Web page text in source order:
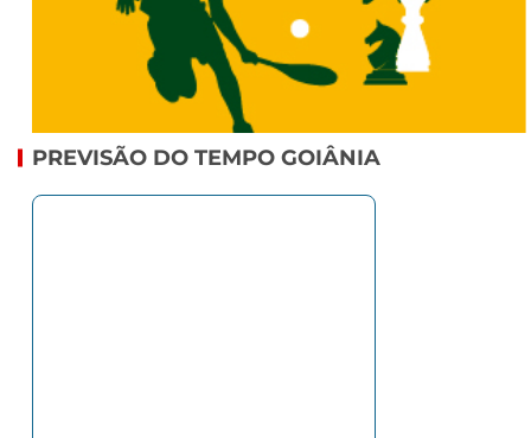
PREVISÃO DO TEMPO GOIÂNIA